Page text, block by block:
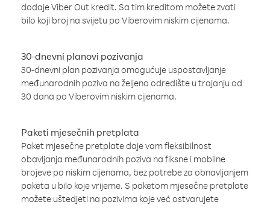
dodaje Viber Out kredit. Sa tim kreditom možete zvati
bilo koji broj na svijetu po Viberovim niskim cijenama.
30-dnevni planovi pozivanja
30-dnevni plan pozivanja omogućuje uspostavljanje
međunarodnih poziva na željeno odredište u trajanju od
30 dana po Viberovim niskim cijenama.
Paketi mjesečnih pretplata
Paket mjesečne pretplate daje vam fleksibilnost
obavljanja međunarodnih poziva na fiksne i mobilne
brojeve po niskim cijenama, bez potrebe za obnavljanjem
paketa u bilo koje vrijeme. S paketom mjesečne pretplate
možete uštedjeti na pozivima koje već ostvarujete